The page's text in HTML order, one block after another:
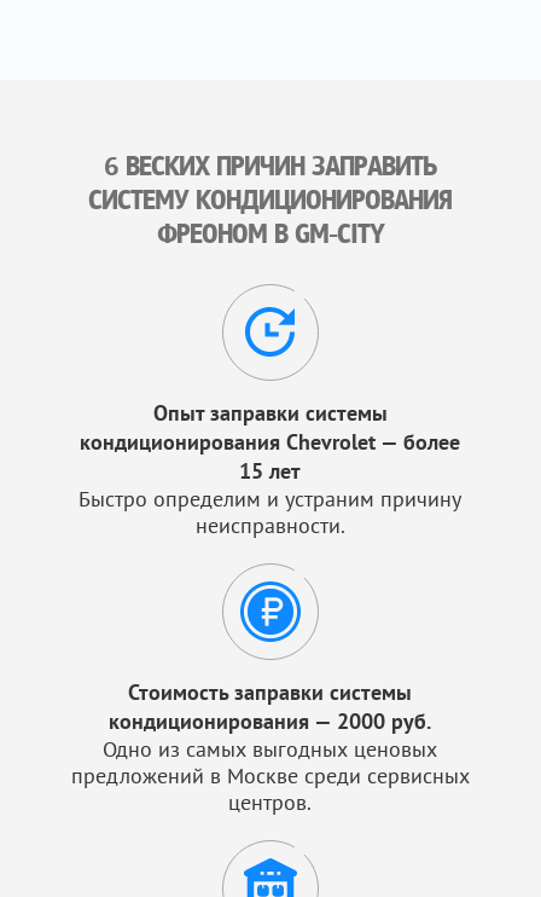
6 ВЕСКИХ ПРИЧИН ЗАПРАВИТЬ
СИСТЕМУ КОНДИЦИОНИРОВАНИЯ
ФРЕОНОМ В GM-CITY
Опыт заправки системы
кондиционирования Chevrolet — более
15 лет
Быстро определим и устраним причину
неисправности.
Стоимость заправки системы
кондиционирования — 2000 руб.
Одно из самых выгодных ценовых
предложений в Москве среди сервисных
центров.